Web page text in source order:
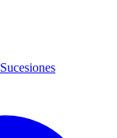
Sucesiones